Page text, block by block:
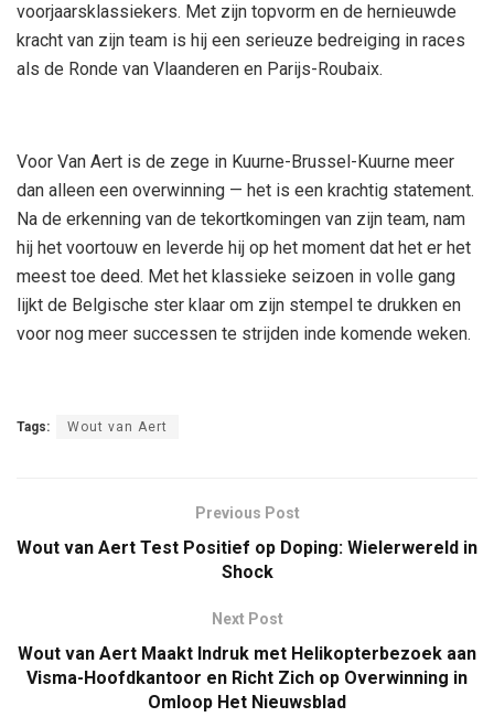
voorjaarsklassiekers. Met zijn topvorm en de hernieuwde
kracht van zijn team is hij een serieuze bedreiging in races
als de Ronde van Vlaanderen en Parijs-Roubaix.
Voor Van Aert is de zege in Kuurne-Brussel-Kuurne meer
dan alleen een overwinning — het is een krachtig statement.
Na de erkenning van de tekortkomingen van zijn team, nam
hij het voortouw en leverde hij op het moment dat het er het
meest toe deed. Met het klassieke seizoen in volle gang
lijkt de Belgische ster klaar om zijn stempel te drukken en
voor nog meer successen te strijden inde komende weken.
Tags: Wout van Aert
Previous Post
Wout van Aert Test Positief op Doping: Wielerwereld in
Shock
Next Post
Wout van Aert Maakt Indruk met Helikopterbezoek aan
Visma-Hoofdkantoor en Richt Zich op Overwinning in
Omloop Het Nieuwsblad